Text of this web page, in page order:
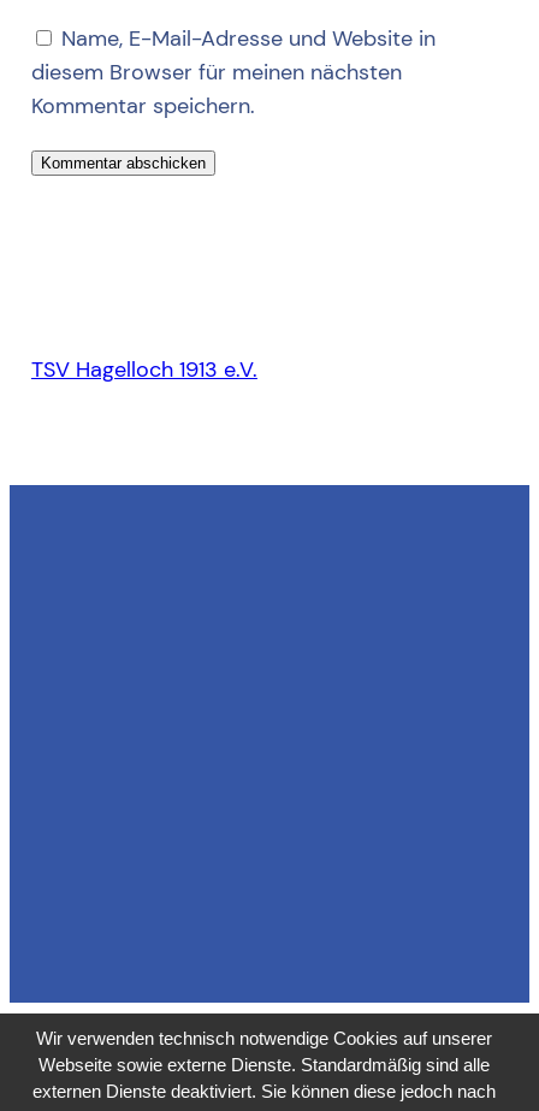
Name, E-Mail-Adresse und Website in
diesem Browser für meinen nächsten
Kommentar speichern.
TSV Hagelloch 1913 e.V.
Wir verwenden technisch notwendige Cookies auf unserer
Webseite sowie externe Dienste. Standardmäßig sind alle
externen Dienste deaktiviert. Sie können diese jedoch nach